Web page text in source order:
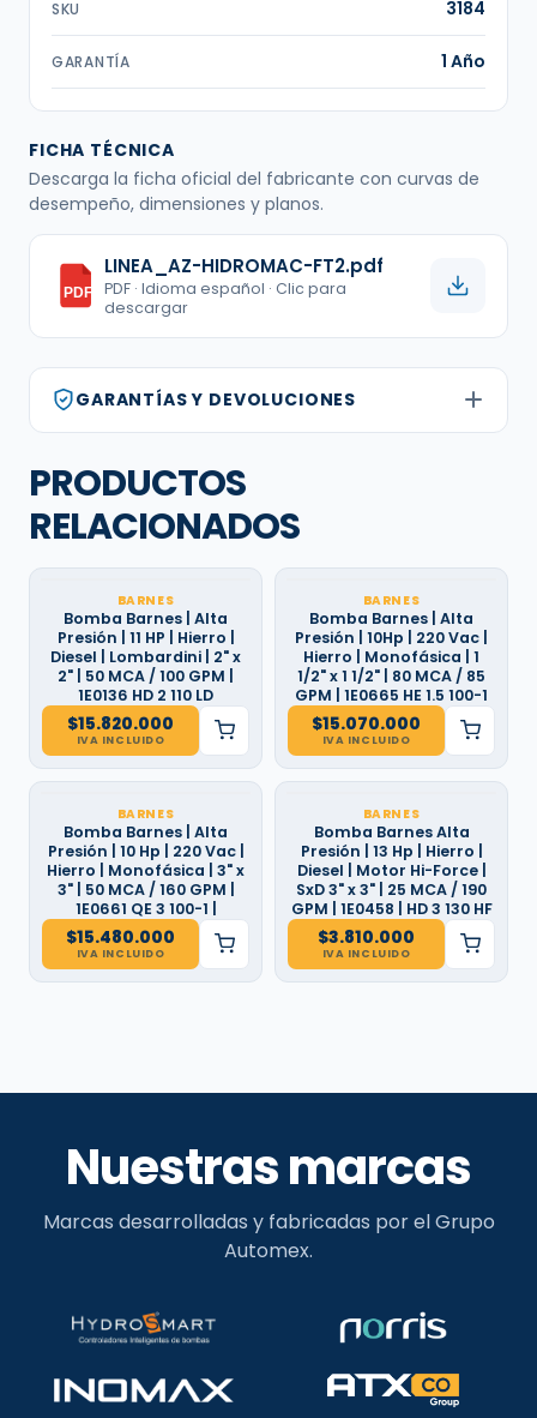
SKU 3184
GARANTÍA 1 Año
FICHA TÉCNICA
Descarga la ficha oficial del fabricante con curvas de
desempeño, dimensiones y planos.
PDF
LINEA_AZ-HIDROMAC-FT2.pdf
PDF · Idioma español · Clic para
descargar
GARANTÍAS Y DEVOLUCIONES
PRODUCTOS
RELACIONADOS
BARNES
Bomba Barnes | Alta
Presión | 11 HP | Hierro |
Diesel | Lombardini | 2" x
2" | 50 MCA / 100 GPM |
1E0136 HD 2 110 LD
$15.820.000
IVA INCLUIDO
BARNES
Bomba Barnes | Alta
Presión | 10Hp | 220 Vac |
Hierro | Monofásica | 1
1/2" x 1 1/2" | 80 MCA / 85
GPM | 1E0665 HE 1.5 100-1
$15.070.000
IVA INCLUIDO
BARNES
Bomba Barnes | Alta
Presión | 10 Hp | 220 Vac |
Hierro | Monofásica | 3" x
3" | 50 MCA / 160 GPM |
1E0661 QE 3 100-1 |
$15.480.000
IVA INCLUIDO
BARNES
Bomba Barnes Alta
Presión | 13 Hp | Hierro |
Diesel | Motor Hi-Force |
SxD 3" x 3" | 25 MCA / 190
GPM | 1E0458 | HD 3 130 HF
$3.810.000
IVA INCLUIDO
Nuestras marcas
Marcas desarrolladas y fabricadas por el Grupo
Automex.